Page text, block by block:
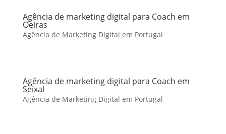
Agência de marketing digital para Coach em
Oeiras
Agência de Marketing Digital em Portugal
Agência de marketing digital para Coach em
Seixal
Agência de Marketing Digital em Portugal